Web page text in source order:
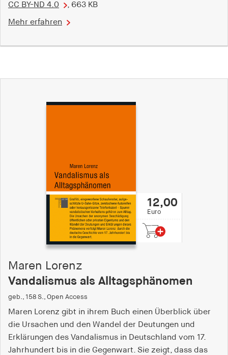
CC BY-ND 4.0
, 663 KB
Mehr erfahren
12,00
Euro
Maren Lorenz
Vandalismus als Alltagsphänomen
geb., 158 S., Open Access
Maren Lorenz gibt in ihrem Buch einen Überblick über
die Ursachen und den Wandel der Deutungen und
Erklärungen des Vandalismus in Deutschland vom 17.
Jahrhundert bis in die Gegenwart. Sie zeigt, dass das